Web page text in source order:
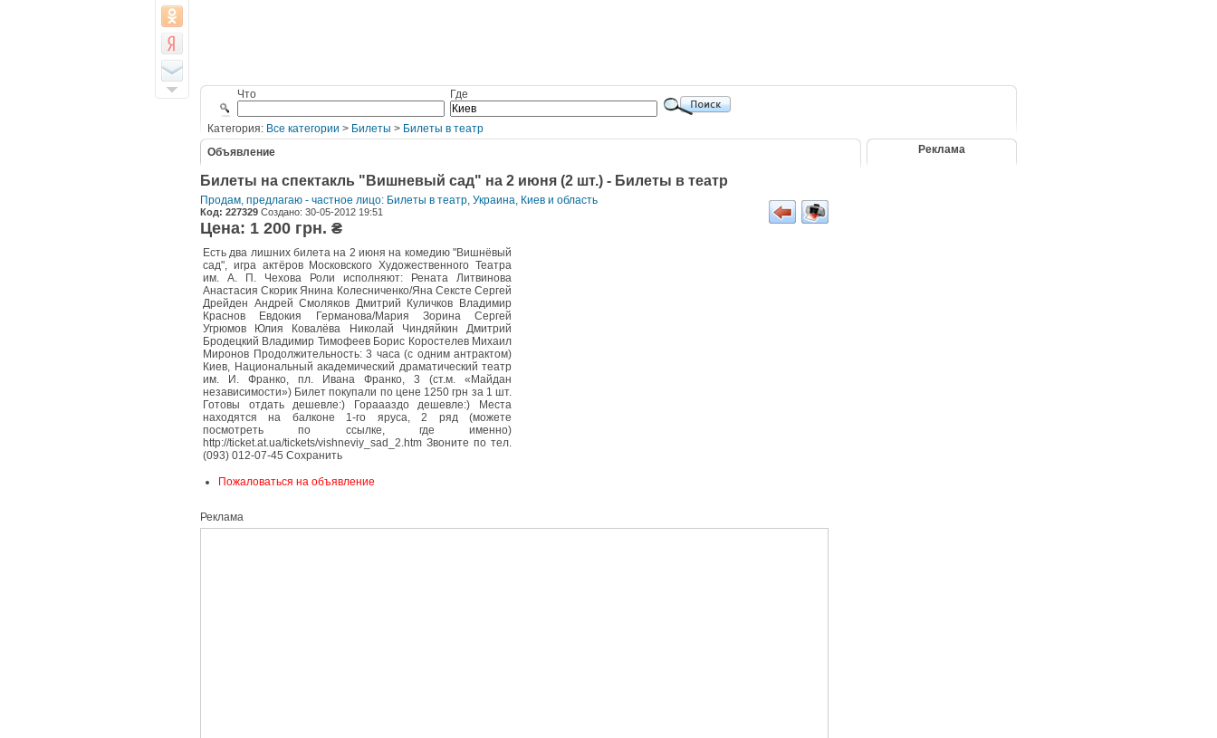
Что Где
Категория: Все категории > Билеты > Билеты в театр
Объявление
Билеты на спектакль "Вишневый сад" на 2 июня (2 шт.) - Билеты в театр
Продам, предлагаю - частное лицо: Билеты в театр, Украина, Киев и область
Код: 227329 Создано: 30-05-2012 19:51
Цена: 1 200 грн. ₴
Есть два лишних билета на 2 июня на комедию "Вишнёвый
сад", игра актёров Московского Художественного Театра
им. А. П. Чехова Роли исполняют: Рената Литвинова
Анастасия Скорик Янина Колесниченко/Яна Сексте Сергей
Дрейден Андрей Смоляков Дмитрий Куличков Владимир
Краснов Евдокия Германова/Мария Зорина Сергей
Угрюмов Юлия Ковалёва Николай Чиндяйкин Дмитрий
Бродецкий Владимир Тимофеев Борис Коростелев Михаил
Миронов Продолжительность: 3 часа (с одним антрактом)
Киев, Национальный академический драматический театр
им. И. Франко, пл. Ивана Франко, 3 (ст.м. «Майдан
независимости») Билет покупали по цене 1250 грн за 1 шт.
Готовы отдать дешевле:) Гораааздо дешевле:) Места
находятся на балконе 1-го яруса, 2 ряд (можете
посмотреть по ссылке, где именно)
http://ticket.at.ua/tickets/vishneviy_sad_2.htm Звоните по тел.
(093) 012-07-45 Сохранить
Пожаловаться на объявление
Реклама
Реклама